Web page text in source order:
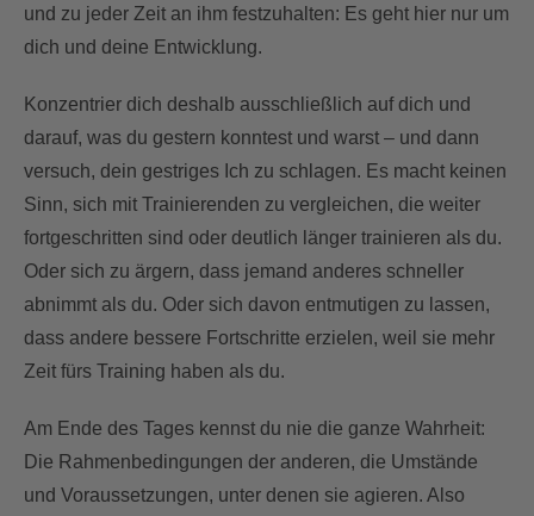
und zu jeder Zeit an ihm festzuhalten: Es geht hier nur um
dich und deine Entwicklung.
Konzentrier dich deshalb ausschließlich auf dich und
darauf, was du gestern konntest und warst – und dann
versuch, dein gestriges Ich zu schlagen. Es macht keinen
Sinn, sich mit Trainierenden zu vergleichen, die weiter
fortgeschritten sind oder deutlich länger trainieren als du.
Oder sich zu ärgern, dass jemand anderes schneller
abnimmt als du. Oder sich davon entmutigen zu lassen,
dass andere bessere Fortschritte erzielen, weil sie mehr
Zeit fürs Training haben als du.
Am Ende des Tages kennst du nie die ganze Wahrheit:
Die Rahmenbedingungen der anderen, die Umstände
und Voraussetzungen, unter denen sie agieren. Also